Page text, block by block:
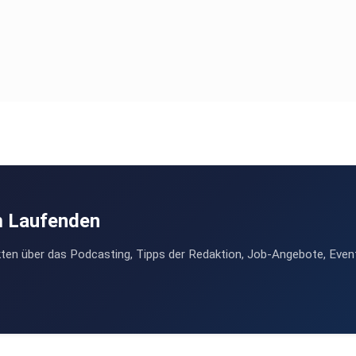
Laufenden
über das Podcasting, Tipps der Redaktion, Job-Angebote,